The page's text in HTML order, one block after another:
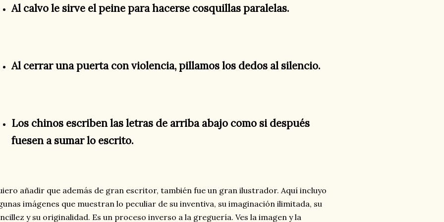
Al calvo le sirve el peine para hacerse cosquillas paralelas.
Al cerrar una puerta con violencia, pillamos los dedos al silencio.
Los chinos escriben las letras de arriba abajo como si después
fuesen a sumar lo escrito.
añadir que además de gran escritor, también fue un gran ilustrador. Aquí incluyo
imágenes que muestran lo peculiar de su inventiva, su imaginación ilimitada, su
y su originalidad. Es un proceso inverso a la greguería. Ves la imagen y la